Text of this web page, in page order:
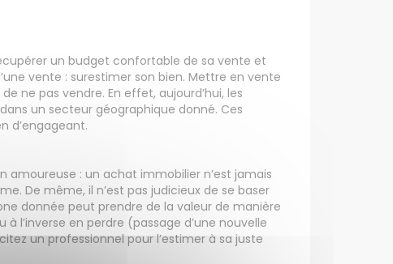
un budget confortable de sa vente et
vente : surestimer son bien. Mettre en vente
ne pas vendre. En effet, aujourd’hui, les
un secteur géographique donné. Ces
d’engageant.
: un achat immobilier n’est jamais
De même, il n’est pas judicieux de se baser
donnée peut prendre de la valeur de manière
en perdre (passage d’une nouvelle
un professionnel pour l’estimer à sa juste